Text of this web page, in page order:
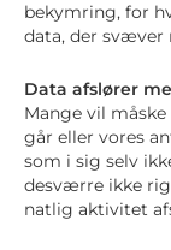
bekymring, for
data, der svæver
Data afslører
Mange vil
går eller vores
som i sig selv
desværre ikke
natlig aktivitet